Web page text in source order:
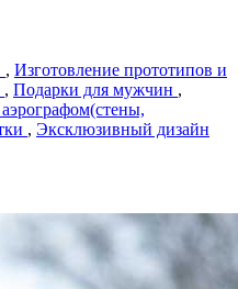
, Изготовление прототипов и
, Подарки для мужчин ,
, Эксклюзивный дизайн